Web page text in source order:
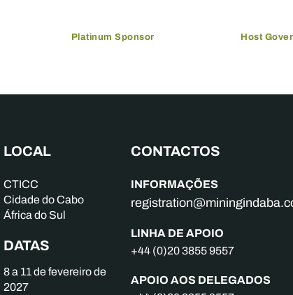
Platinum Sponsor Host
LOCAL
CTICC
Cidade do Cabo
África do Sul
DATAS
8 a 11 de fevereiro de
2027
CONTACTOS
INFORMAÇÕES
LINHA DE APOIO
+44 (0)20 3855 9557
APOIO AOS DELEGADOS